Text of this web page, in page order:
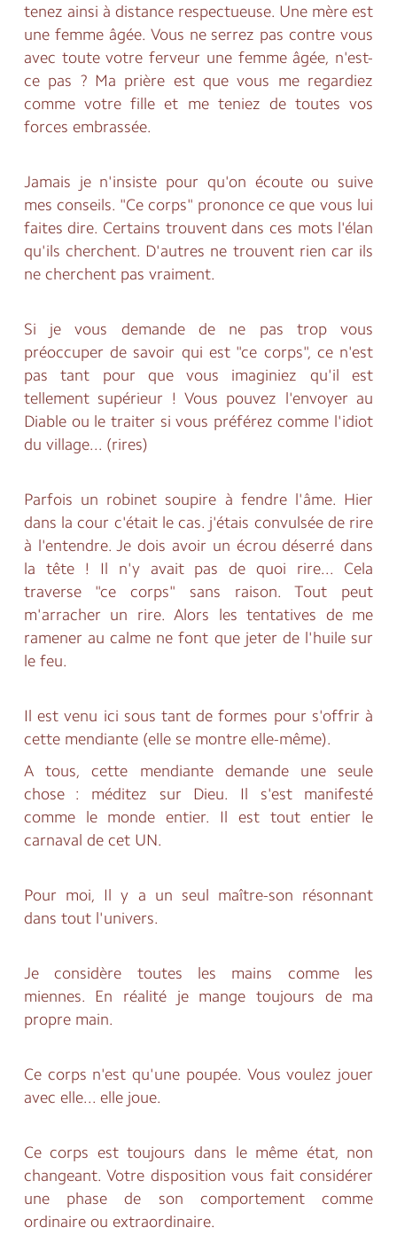
tenez ainsi à distance respectueuse. Une mère est
une femme âgée. Vous ne serrez pas contre vous
avec toute votre ferveur une femme âgée, n'est-
ce pas ? Ma prière est que vous me regardiez
comme votre fille et me teniez de toutes vos
forces embrassée.
Jamais je n'insiste pour qu'on écoute ou suive
mes conseils. "Ce corps" prononce ce que vous lui
faites dire. Certains trouvent dans ces mots l'élan
qu'ils cherchent. D'autres ne trouvent rien car ils
ne cherchent pas vraiment.
Si je vous demande de ne pas trop vous
préoccuper de savoir qui est "ce corps", ce n'est
pas tant pour que vous imaginiez qu'il est
tellement supérieur ! Vous pouvez l'envoyer au
Diable ou le traiter si vous préférez comme l'idiot
du village... (rires)
Parfois un robinet soupire à fendre l'âme. Hier
dans la cour c'était le cas. j'étais convulsée de rire
à l'entendre. Je dois avoir un écrou déserré dans
la tête ! Il n'y avait pas de quoi rire... Cela
traverse "ce corps" sans raison. Tout peut
m'arracher un rire. Alors les tentatives de me
ramener au calme ne font que jeter de l'huile sur
le feu.
Il est venu ici sous tant de formes pour s'offrir à
cette mendiante (elle se montre elle-même).
A tous, cette mendiante demande une seule
chose : méditez sur Dieu. Il s'est manifesté
comme le monde entier. Il est tout entier le
carnaval de cet UN.
Pour moi, Il y a un seul maître-son résonnant
dans tout l'univers.
Je considère toutes les mains comme les
miennes. En réalité je mange toujours de ma
propre main.
Ce corps n'est qu'une poupée. Vous voulez jouer
avec elle... elle joue.
Ce corps est toujours dans le même état, non
changeant. Votre disposition vous fait considérer
une phase de son comportement comme
ordinaire ou extraordinaire.